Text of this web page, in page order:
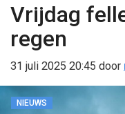
Vrijdag
regen
31 juli 2025 20:45 door
NIEUWS